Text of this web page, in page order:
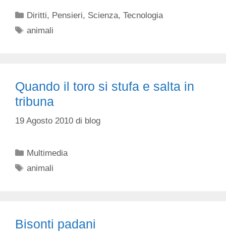
Categorie
Diritti, Pensieri, Scienza,Tecnologia
Tag
animali
Quando il toro si stufa e salta in
tribuna
19 Agosto 2010 di blog
Categorie
Multimedia
Tag
animali
Bisonti padani